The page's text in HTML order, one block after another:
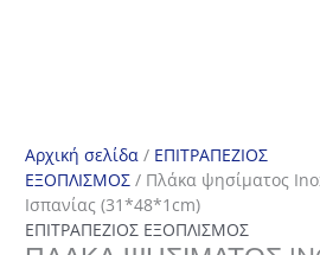
Αρχική σελίδα / ΕΠΙΤΡΑΠΕΖΙΟΣ
ΕΞΟΠΛΙΣΜΟΣ / Πλάκα ψησίματος
Ισπανίας (31*48*1cm)
ΕΠΙΤΡΑΠΕΖΙΟΣ ΕΞΟΠΛΙΣΜΟΣ